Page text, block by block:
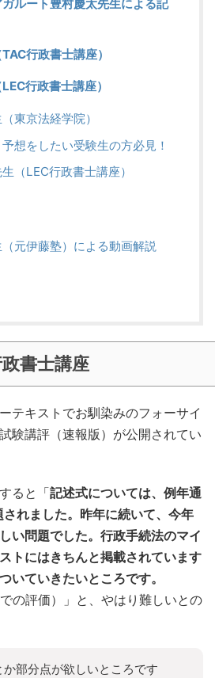
ガルート豊村慶太先生による記
行政書士講座）
行政書士講座）
東京法経学院）
想をしたい受験生の方必見！
（LEC行政書士講座）
元伊藤塾）による動画解説
書士講座
テキストでお馴染みのフォーサイ
験講評（速報版）が公開されてい
ると「記述式については、例年通
れました。昨年に続いて、今年
い問題でした。行政手続法のマイ
トにはきちんと掲載されています
いていきたいところです。
での評価）」と、やはり難しいとの
か部分点が欲しいところです